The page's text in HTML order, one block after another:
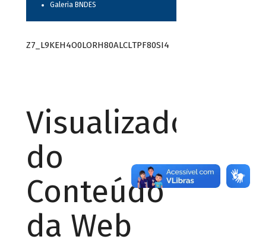
Galeria BNDES
Z7_L9KEH4O0LORH80ALCLTPF80SI4
Visualizador
do
Conteúdo
da Web